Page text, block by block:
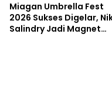
Miagan Umbrella Fest
2026 Sukses Digelar,
Salindry Jadi Magnet